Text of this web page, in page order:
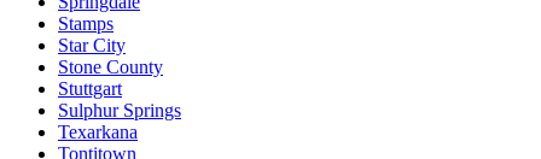
Stamps
Star City
Stone County
Stuttgart
Sulphur Springs
Texarkana
Tontitown